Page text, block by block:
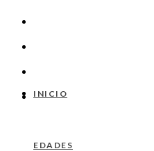
INICIO
EDADES